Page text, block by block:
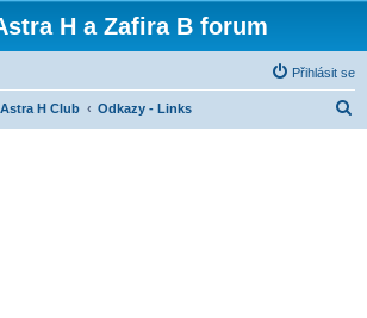
H a Zafira B forum
Přihlásit se
Astra H Club Odkazy - Links